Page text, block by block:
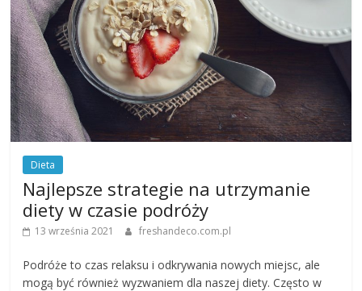
Dieta
Najlepsze strategie na utrzymanie
diety w czasie podróży
13 września 2021 freshandeco.com.pl
Podróże to czas relaksu i odkrywania nowych miejsc, ale
mogą być również wyzwaniem dla naszej diety. Często w